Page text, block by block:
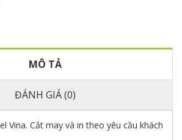
MÔ TẢ
ĐÁNH GIÁ (0)
Vina. Cắt may và in theo yêu cầu khách